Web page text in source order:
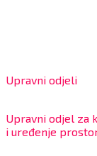
Upravni odjeli
Upravni odjel za
i uređenje